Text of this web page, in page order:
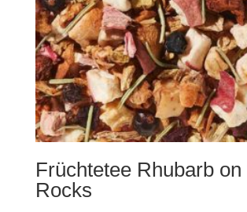
Früchtetee Rhubarb on
Rocks